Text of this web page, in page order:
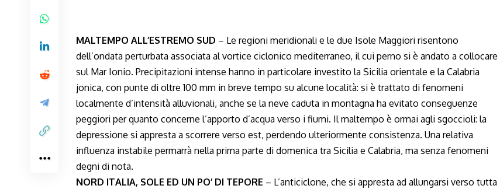
MALTEMPO ALL’ESTREMO SUD – Le regioni meridionali e le due Isole Maggiori risentono
dell’ondata perturbata associata al vortice ciclonico mediterraneo, il cui perno si è andato a collocare
sul Mar Ionio. Precipitazioni intense hanno in particolare investito la Sicilia orientale e la Calabria
jonica, con punte di oltre 100 mm in breve tempo su alcune località: si è trattato di fenomeni
localmente d’intensità alluvionali, anche se la neve caduta in montagna ha evitato conseguenze
peggiori per quanto concerne l’apporto d’acqua verso i fiumi. Il maltempo è ormai agli sgoccioli: la
depressione si appresta a scorrere verso est, perdendo ulteriormente consistenza. Una relativa
influenza instabile permarrà nella prima parte di domenica tra Sicilia e Calabria, ma senza fenomeni
degni di nota.
NORD ITALIA, SOLE ED UN PO’ DI TEPORE – L’anticiclone, che si appresta ad allungarsi verso tutta